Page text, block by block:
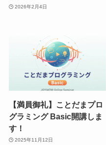
2026年2月4日
【満員御礼】ことだまプロ
グラミング Basic開講しま
す！
2025年11月12日